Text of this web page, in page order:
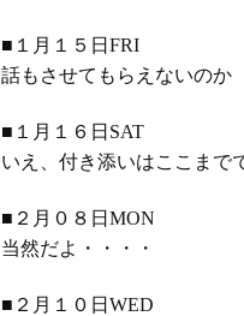
■１月１５日FRI
話もさせてもらえないのか
■１月１６日SAT
いえ、付き添いはここまで
■２月０８日MON
当然だよ・・・・
■２月１０日WED